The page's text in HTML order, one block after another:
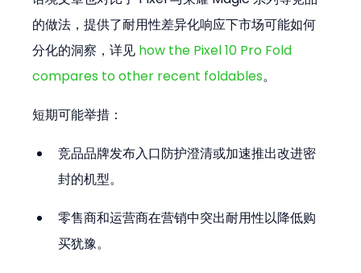
的做法，提供了耐用性差异化响应下市场可能如何
分化的洞察，详见 how the Pixel 10 Pro Fold
compares to other recent foldables。
短期可能举措：
竞品品牌发布入口防护澄清或加速推出改进密
封的机型。
零售商和运营商在营销中突出耐用性以降低购
买犹豫。